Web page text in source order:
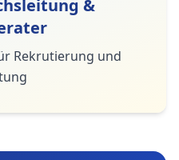
&
Rekrutierung und